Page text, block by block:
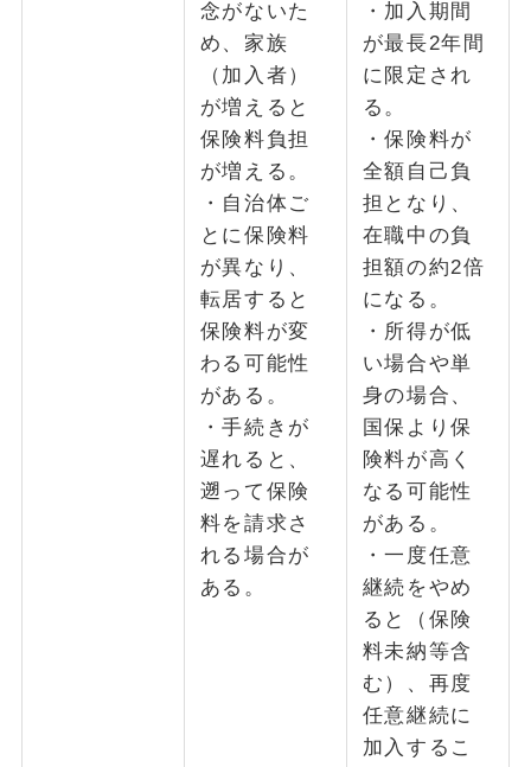
念がないた
め、家族
（加入者）
が増えると
保険料負担
が増える。
・自治体ご
とに保険料
が異なり、
転居すると
保険料が変
わる可能性
がある。
・手続きが
遅れると、
遡って保険
料を請求さ
れる場合が
ある。
・加入期間
が最長2年間
に限定され
る。
・保険料が
全額自己負
担となり、
在職中の負
担額の約2倍
になる。
・所得が低
い場合や単
身の場合、
国保より保
険料が高く
なる可能性
がある。
・一度任意
継続をやめ
ると（保険
料未納等含
む）、再度
任意継続に
加入するこ